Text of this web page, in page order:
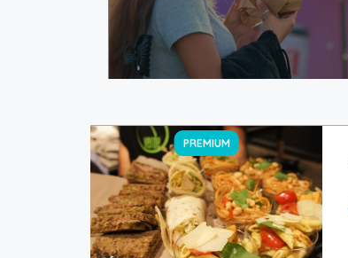
PREMIUM